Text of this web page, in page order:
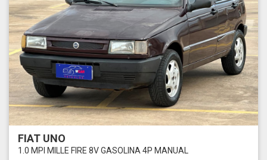
FIAT UNO
1.0 MPI MILLE FIRE 8V GASOLINA 4P MANUAL